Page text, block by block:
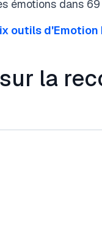
émotions dans
outils d'Emotion
la